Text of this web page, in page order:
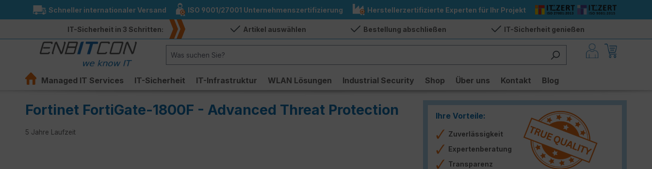
Zur Hauptnavigation springen
Schneller internationaler Versand ISO 9001/27001 Unternehmenszertifizierung Herstellerzertifizierte Experten für Ihr Projekt
IT-Sicherheit in 3 Schritten: Artikel auswählen Bestellung abschließen IT-Sicherheit genießen
Managed IT Services IT-Sicherheit IT-Infrastruktur WLAN Lösungen Industrial Security Shop Über uns Kontakt Blog
Fortinet FortiGate-1800F - Advanced Threat Protection
5 Jahre Laufzeit
Ihre Vorteile:
Zuverlässigkeit
Expertenberatung
Transparenz